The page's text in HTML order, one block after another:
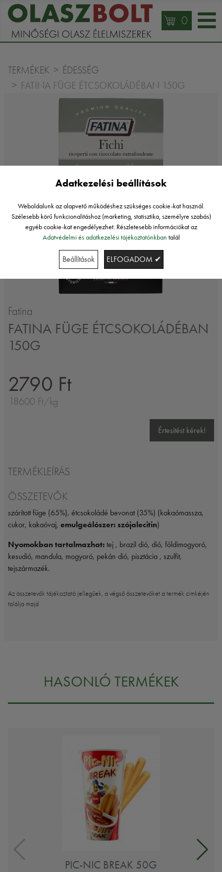
0
TERMÉKEK ÉDESSÉG
FATINA FÜGE ÉTCSOKOLÁDÉBAN 150G
Fatina
FATINA FÜGE ÉTCSOKOLÁDÉBAN
150G
2790 Ft
18600 Ft/kg
Értesítést kérek!
TERMÉKLEÍRÁS
ÖSSZETEVŐK
szárított füge (65%), étcsokoládé bevonat (35%) (kakaómassza,
cukor, kakaóvaj, emulgeálószer: szójalecitin)
Nyomokban tartalmazhat: tej , brazil dió, dió, földimogyoró,
kesudió, mandula, mogyoró, pekán dió, pisztácia , szulfit,
tejszármazék.
Az összetevők tájékoztató jellegűek, a végső összetevőket a termék cimkéjén
találja majd
HASONLÓ TERMÉKEK
PIC-NIC BREAK 50G
Adatkezelési beállítások
Weboldalunk az alapvető működéshez szükséges cookie-kat használ.
Szélesebb körű funkcionalitáshoz (marketing, statisztika, személyre szabás)
egyéb cookie-kat engedélyezhet. Részletesebb információkat az
Adatvédelmi és adatkezelési tájékoztatónkban talál
Beállítások ELFOGADOM ✔